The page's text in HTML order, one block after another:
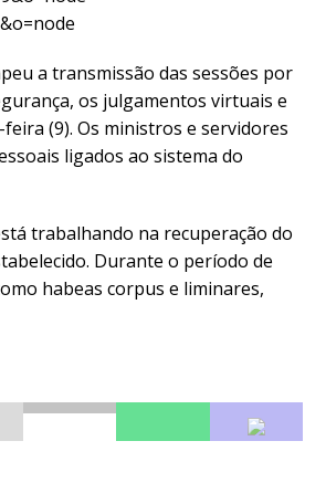
a transmissão das sessões por
os julgamentos virtuais e
(9). Os ministros e servidores
ligados ao sistema do
trabalhando na recuperação do
Durante o período de
habeas corpus e liminares,